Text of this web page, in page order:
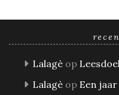
Lalagè op
Lalagè op Een